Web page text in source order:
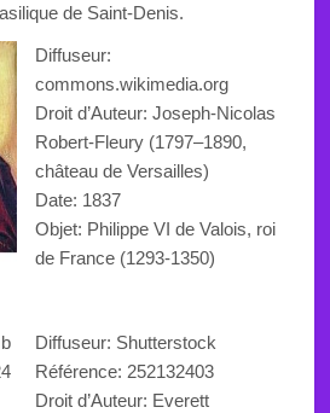
de Saint-Denis.
Diffuseur:
commons.wikimedia.org
Droit d’Auteur: Joseph-Nicolas
Robert-Fleury(1797–1890,
château de Versailles)
Date: 1837
Objet: Philippe VI de Valois, roi
de France (1293-1350)
Diffuseur: Shutterstock
Référence: 252132403
Droit d’Auteur: Everett